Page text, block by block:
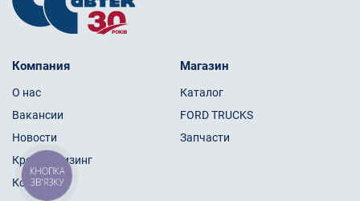
Компания
О нас
Вакансии
Новости
Кредит/Лизинг
Контакты
Магазин
Каталог
FORD TRUCKS
Запчасти
КНОПКА
ЗВ'ЯЗКУ